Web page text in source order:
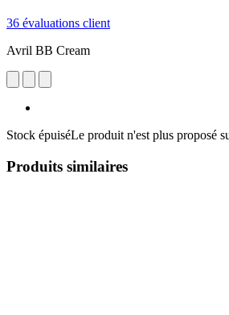
36 évaluations client
Avril BB Cream
Stock épuiséLe produit n'est plus proposé
Produits similaires